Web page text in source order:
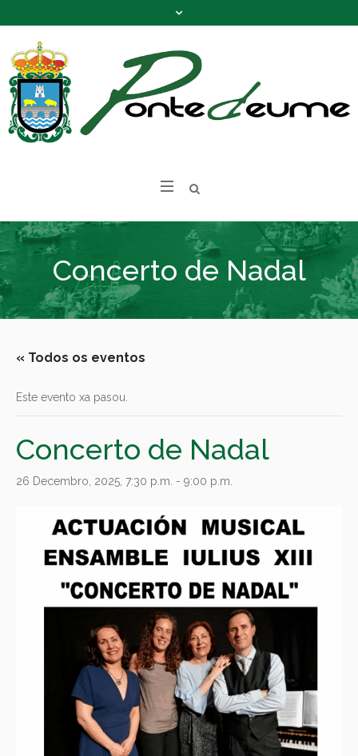
Concerto de Nadal
« Todos os eventos
Este evento xa pasou.
Concerto de Nadal
26 Decembro, 2025, 7:30 p.m. - 9:00 p.m.